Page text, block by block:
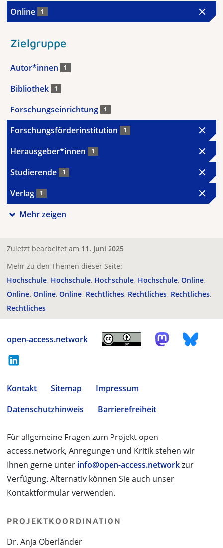
Online 1
Zielgruppe
Autor*innen 1
Bibliothek 1
Forschungseinrichtung 1
Forschungsförderinstitution 1
Herausgeber*innen 1
Studierende 1
Verlag 1
Mehr zeigen
Zuletzt bearbeitet am 11. Juni 2025
Mehr zu den Themen dieser Seite:
Hochschule Hochschule Hochschule Hochschule Online
Online Online Online Rechtliches Rechtliches Rechtliches
Rechtliches
open-access.network
Kontakt Sitemap
Impressum
Datenschutzhinweis
Barrierefreiheit
Für allgemeine Fragen zum Projekt open-
access.network, Anregungen und Kritik stehen wir
Ihnen gerne unter info@open-access.networkzur
Verfügung. Alternativ können Sie auch unser
Kontaktformular verwenden.
PROJEKTKOORDINATION
Dr. Anja Oberländer